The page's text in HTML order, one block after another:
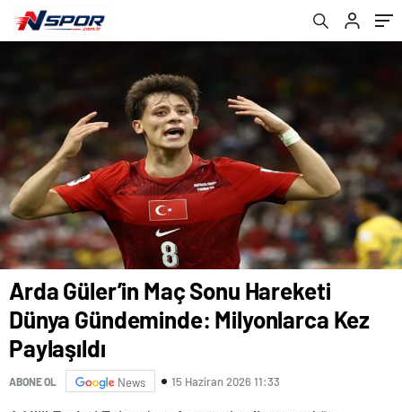
Arda Güler’in Maç Sonu Hareketi
Dünya Gündeminde: Milyonlarca Kez
Paylaşıldı
ABONE OL News 15 Haziran 2026 11:33